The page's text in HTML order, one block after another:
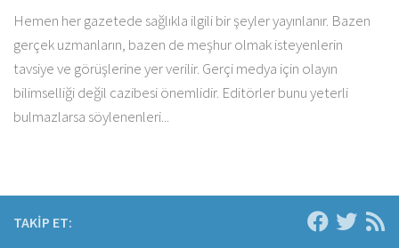
Hemen her gazetede sağlıkla ilgili bir şeyler yayınlanır. Bazen
gerçek uzmanların, bazen de meşhur olmak isteyenlerin
tavsiye ve görüşlerine yer verilir. Gerçi medya için olayın
bilimselliği değil cazibesi önemlidir. Editörler bunu yeterli
bulmazlarsa söylenenleri...
TAKIP ET: